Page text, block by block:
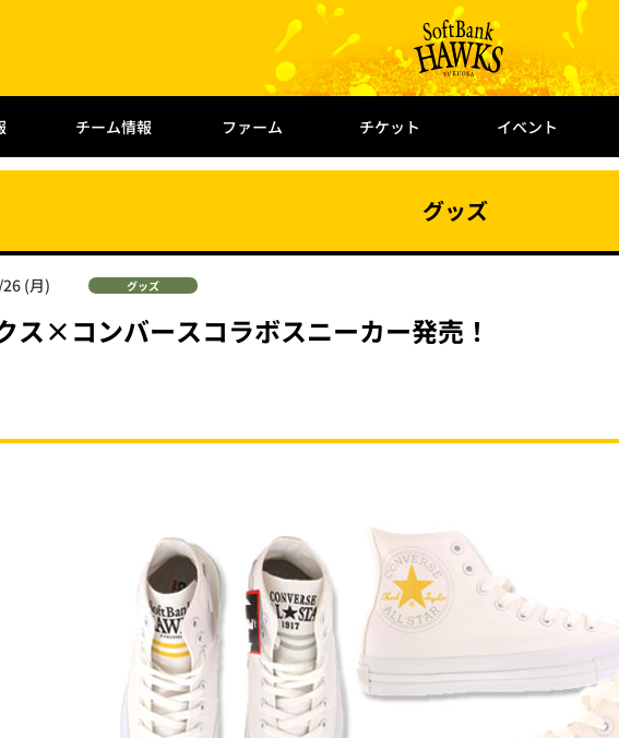
チーム情報 ファーム チケット イベント
グッズ
(月) グッズ
ス×コンバースコラボスニーカー発売！